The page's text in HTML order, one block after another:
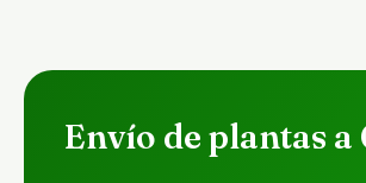
Envío de plantas a